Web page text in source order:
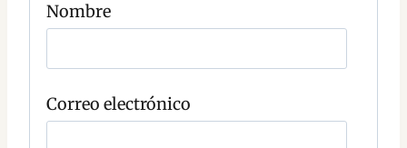
m
e
r
i
o
Nombre
Correo electrónico